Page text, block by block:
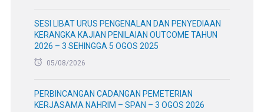
SESI LIBAT URUS PENGENALAN DAN PENYEDIAAN
KERANGKA KAJIAN PENILAIAN OUTCOME TAHUN
2026 – 3 SEHINGGA 5 OGOS 2025
05/08/2026
PERBINCANGAN CADANGAN PEMETERIAN
KERJASAMA NAHRIM – SPAN – 3 OGOS 2026